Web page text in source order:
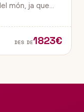
món, ja que
DES DE1823€